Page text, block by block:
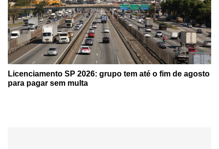
Licenciamento SP 2026: grupo tem até o fim de agosto
para pagar sem multa